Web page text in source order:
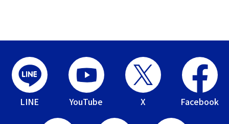
LINE YouTube X Facebook